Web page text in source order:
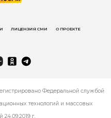
ЛИЦЕНЗИЯ СМИ О ПРОЕКТЕ
Федеральной службой
технологий и массовых
г.